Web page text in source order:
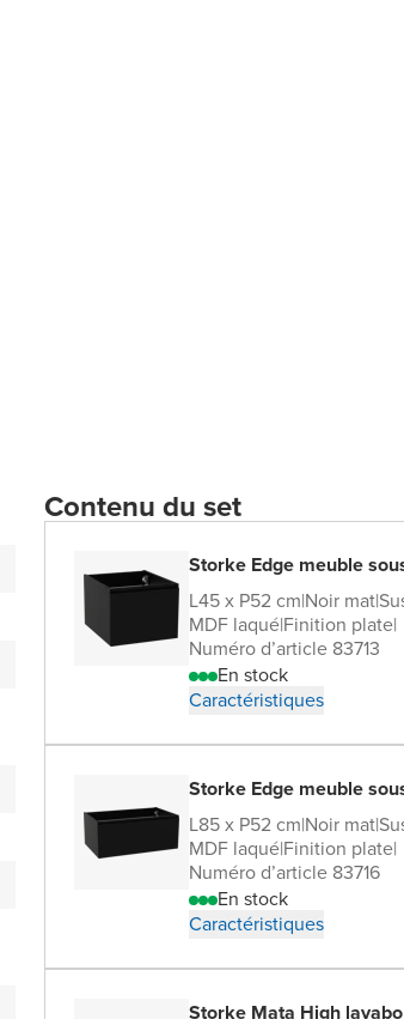
Contenu du set
Storke Edge meuble
L45 x P52 cm|Noir mat|
MDF laqué|Finition plate|
Numéro d’article 83713
En stock
Caractéristiques
Storke Edge meuble
L85 x P52 cm|Noir mat|
MDF laqué|Finition plate|
Numéro d’article 83716
En stock
Caractéristiques
Storke Mata High lavabo